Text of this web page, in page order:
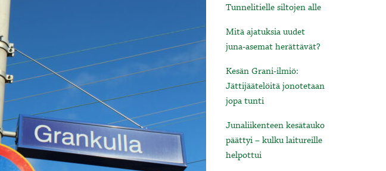
Tunnelitielle siltojen alle
Mitä ajatuksia uudet
juna-asemat herättävät?
Kesän Grani-ilmiö:
Jättijäätelöitä jonotetaan
jopa tunti
Junaliikenteen kesätauko
päättyi – kulku laitureille
helpottui